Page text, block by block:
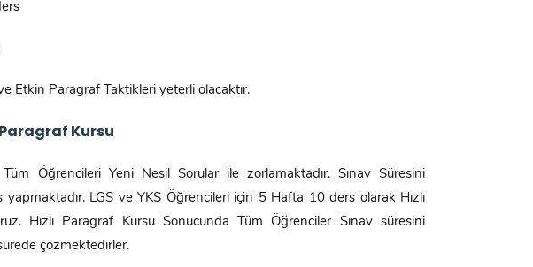
Etkin Paragraf Taktikleri yeterli olacaktır.
Paragraf Kursu
Öğrencileri Yeni Nesil Sorular ile zorlamaktadır. Sınav Süresini
yapmaktadır. LGS ve YKS Öğrencileri için 5 Hafta 10 ders olarak Hızlı
Hızlı Paragraf Kursu Sonucunda Tüm Öğrenciler Sınav süresini
çözmektedirler.